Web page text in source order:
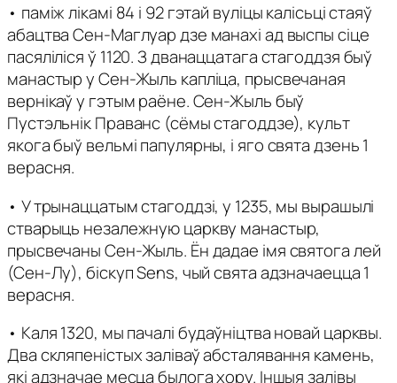
• паміж лікамі 84 і 92 гэтай вуліцы калісьці стаяў
абацтва Сен-Маглуар дзе манахі ад выспы сіце
пасяліліся ў 1120. З дванаццатага стагоддзя быў
манастыр у Сен-Жыль капліца, прысвечаная
вернікаў у гэтым раёне. Сен-Жыль быў
Пустэльнік Праванс (сёмы стагоддзе), культ
якога быў вельмі папулярны, і яго свята дзень 1
верасня.
• У трынаццатым стагоддзі, у 1235, мы вырашылі
стварыць незалежную царкву манастыр,
прысвечаны Сен-Жыль. Ён дадае імя святога лей
(Сен-Лу), біскуп Sens, чый свята адзначаецца 1
верасня.
• Каля 1320, мы пачалі будаўніцтва новай царквы.
Два скляпеністых заліваў абсталявання камень,
які адзначае месца былога хору. Іншыя залівы